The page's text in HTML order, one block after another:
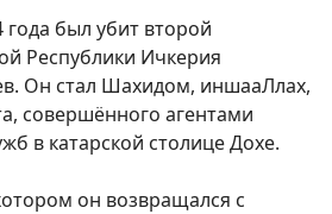
был убит второй
Республики Ичкерия
Он стал Шахидом, иншааЛлах,
совершённого агентами
в катарской столице Дохе.
он возвращался с